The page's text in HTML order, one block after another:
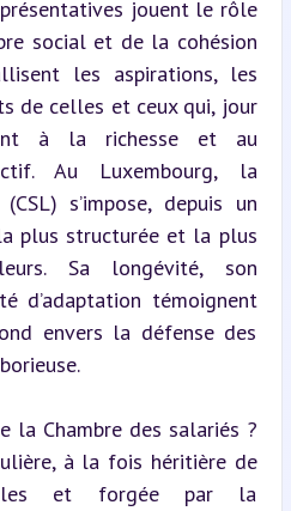
jouent le rôle
social et de la cohésion
les aspirations, les
de celles et ceux qui, jour
à la richesse et au
Au Luxembourg, la
s’impose, depuis un
plus structurée et la plus
Sa longévité, son
d’adaptation témoignent
envers la défense des
la Chambre des salariés ?
à la fois héritière de
et forgée par la